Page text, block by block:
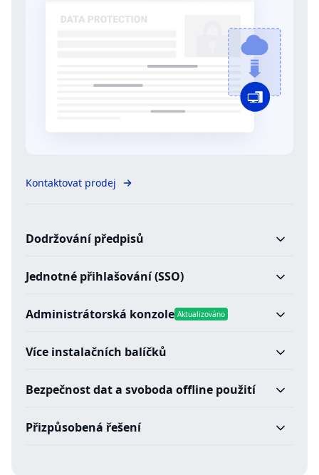
Kontaktovat prodej
Dodržování předpisů
Jednotné přihlašování (SSO)
Administrátorská konzole Aktualizováno
Více instalačních balíčků
Bezpečnost dat a svoboda offline použití
Přizpůsobená řešení